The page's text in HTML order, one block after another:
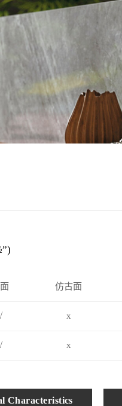
仿古面
x
x
Characteristics